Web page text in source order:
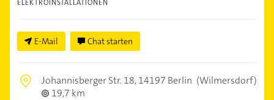
ELEKTROINSTALLATIONEN
E-Mail Chat starten
Johannisberger Str. 18,14197 Berlin (Wilmersdorf)
19,7 km